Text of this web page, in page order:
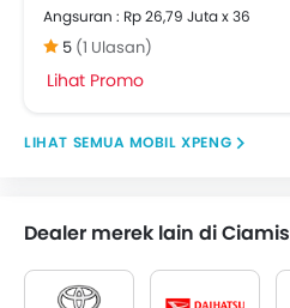
Angsuran : Rp 26,79 Juta x 36
5 (1 Ulasan)
Lihat Promo
MOBIL XPENG
Dealer merek lain di Ciamis